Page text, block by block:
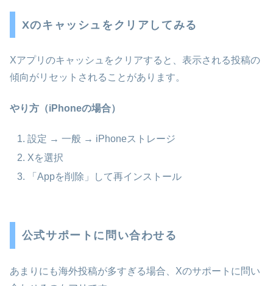
Xのキャッシュをクリアしてみる
Xアプリのキャッシュをクリアすると、表示される投稿の
傾向がリセットされることがあります。
やり方（iPhoneの場合）
設定 → 一般 → iPhoneストレージ
Xを選択
「Appを削除」して再インストール
公式サポートに問い合わせる
あまりにも海外投稿が多すぎる場合、Xのサポートに問い